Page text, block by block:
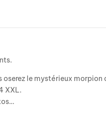
le mystérieux morpion
XXL.